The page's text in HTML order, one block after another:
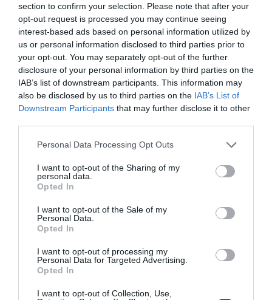
section to confirm your selection. Please note that after your
opt-out request is processed you may continue seeing
interest-based ads based on personal information utilized by
us or personal information disclosed to third parties prior to
your opt-out. You may separately opt-out of the further
disclosure of your personal information by third parties on the
IAB’s list of downstream participants. This information may
also be disclosed by us to third parties on the IAB’s List of
Downstream Participants that may further disclose it to other
Please note that this website/app uses one or more Google
not limited to your visit or usage behaviour. You may click to
grant or deny consent to Google and its third-party tags to
use your data for below specified purposes in below Google
consent section.
Personal Data Processing Opt Outs
I want to opt-out of the Sharing of my
personal data.
Opted In
I want to opt-out of the Sale of my
Personal Data.
Opted In
I want to opt-out of processing my
Personal Data for Targeted Advertising.
Opted In
I want to opt-out of Collection, Use,
Εντυπωσιακές εικόνες από την
Ουαλία: Η θάλασσα φωτίστηκε από το
σπάνιο φαινόμενο της
βιοφωταύγειας
26.06.2026 | 11:41
PRONEWS.GR /ΚΟΣΜΟΣ